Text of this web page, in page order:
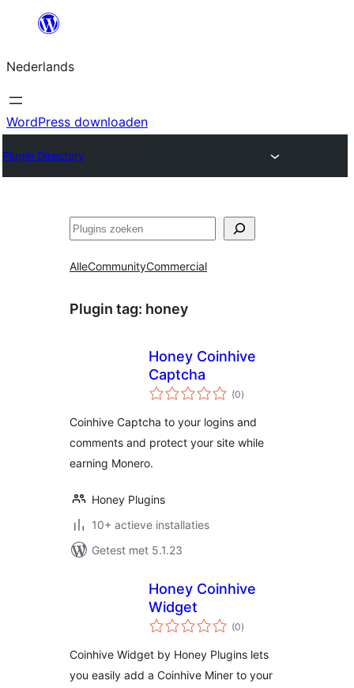
de
inhoud
Nederlands
WordPress downloaden
Plugin Directory
Zoeken
AlleCommunityCommercial
Plugin tag: honey
Honey Coinhive
Captcha
(0totaal
waarderingen
)
Coinhive Captcha to your logins and
comments and protect your site while
earning Monero.
Honey Plugins
10+ actieve installaties
Getest met 5.1.23
Honey Coinhive
Widget
(0totaal
waarderingen
)
Coinhive Widget by Honey Plugins lets
you easily add a Coinhive Miner to your